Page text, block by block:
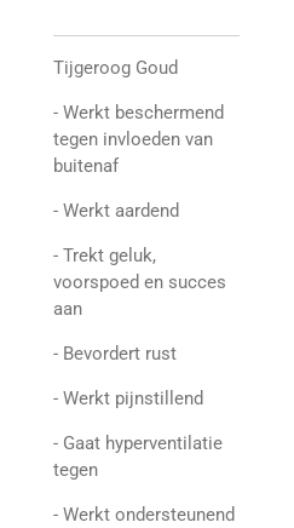
Tijgeroog Goud
- Werkt beschermend
tegen invloeden van
buitenaf
- Werkt aardend
- Trekt geluk,
voorspoed en succes
aan
- Bevordert rust
- Werkt pijnstillend
- Gaat hyperventilatie
tegen
- Werkt ondersteunend